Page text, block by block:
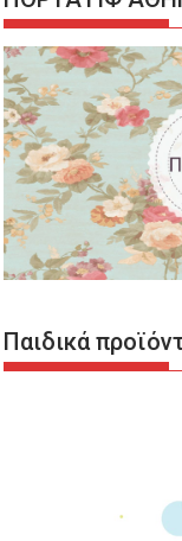
Παιδικά